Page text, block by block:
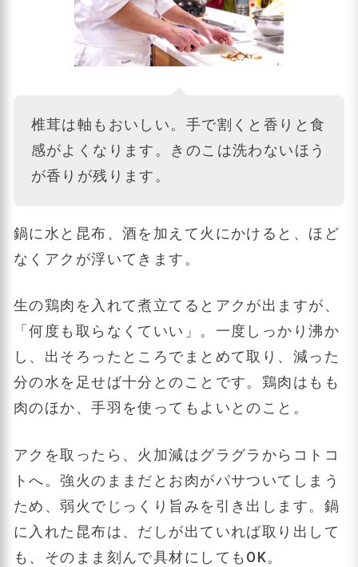
椎茸は軸もおいしい。手で割くと香りと食
感がよくなります。きのこは洗わないほう
が香りが残ります。
鍋に水と昆布、酒を加えて火にかけると、ほど
なくアクが浮いてきます。
生の鶏肉を入れて煮立てるとアクが出ますが、
「何度も取らなくていい」。一度しっかり沸か
し、出そろったところでまとめて取り、減った
分の水を足せば十分とのことです。鶏肉はもも
肉のほか、手羽を使ってもよいとのこと。
アクを取ったら、火加減はグラグラからコトコ
トへ。強火のままだとお肉がパサついてしまう
ため、弱火でじっくり旨みを引き出します。鍋
に入れた昆布は、だしが出ていれば取り出して
も、そのまま刻んで具材にしてもOK。